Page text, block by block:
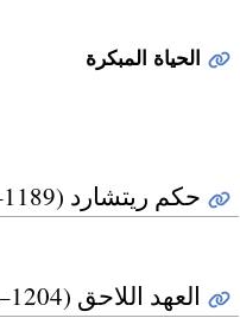
الحياة المبكرة
حكم ريتشارد (1189–1199)
العهد اللاحق (1204–1214)